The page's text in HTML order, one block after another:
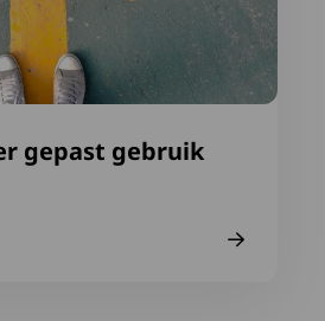
gepast gebruik